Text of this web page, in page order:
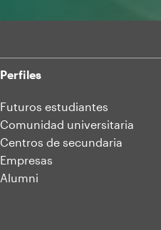
Perfiles
Futuros estudiantes
Comunidad universitaria
Centros de secundaria
Empresas
Alumni